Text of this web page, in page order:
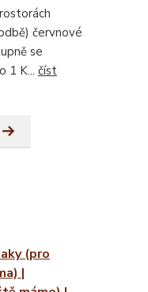
červnové
se
1 K... číst
(pro
|